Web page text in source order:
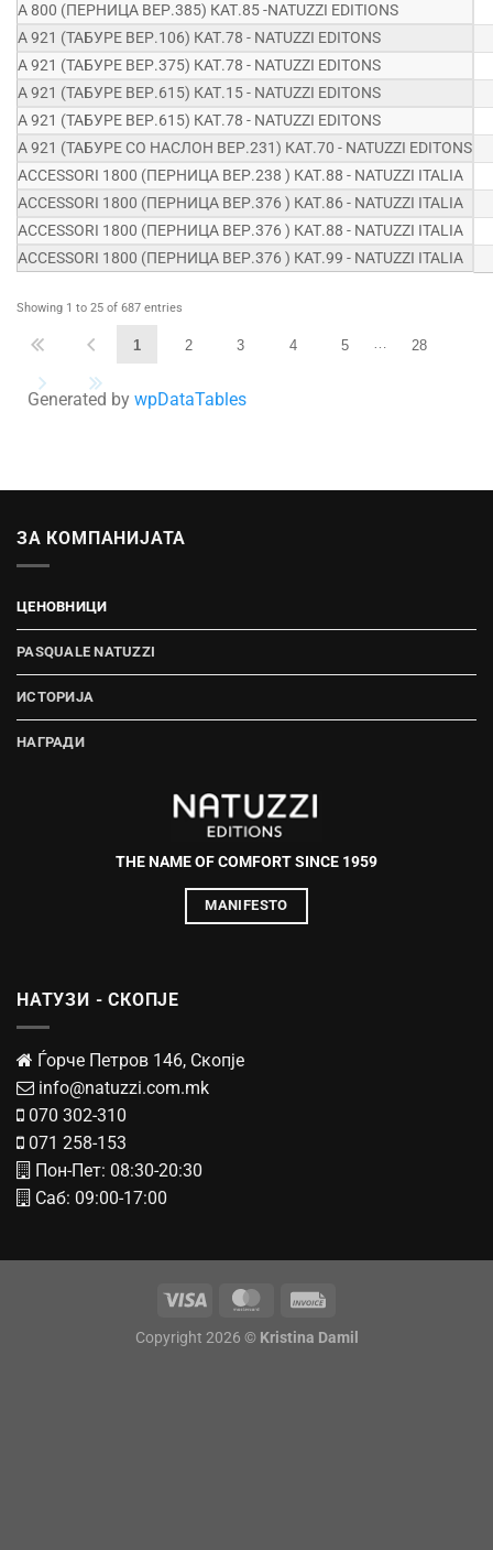
A 800 (ПЕРНИЦА ВЕР.385) КАТ.85 -NATUZZI EDITIONS
A 921 (ТАБУРЕ ВЕР.106) КАТ.78 - NATUZZI EDITONS
A 921 (ТАБУРЕ ВЕР.375) КАТ.78 - NATUZZI EDITONS
A 921 (ТАБУРЕ ВЕР.615) КАТ.15 - NATUZZI EDITONS
A 921 (ТАБУРЕ ВЕР.615) КАТ.78 - NATUZZI EDITONS
A 921 (ТАБУРЕ СО НАСЛОН ВЕР.231) КАТ.70 - NATUZZI EDITONS
ACCESSORI 1800 (ПЕРНИЦА ВЕР.238 ) КАТ.88 - NATUZZI ITALIA
ACCESSORI 1800 (ПЕРНИЦА ВЕР.376 ) КАТ.86 - NATUZZI ITALIA
ACCESSORI 1800 (ПЕРНИЦА ВЕР.376 ) КАТ.88 - NATUZZI ITALIA
ACCESSORI 1800 (ПЕРНИЦА ВЕР.376 ) КАТ.99 - NATUZZI ITALIA
Showing 1 to 25 of 687 entries
1 2 3 4 5 28
Generated by wpDataTables
ЗА КОМПАНИЈАТА
ЦЕНОВНИЦИ
PASQUALE NATUZZI
ИСТОРИЈА
НАГРАДИ
THE NAME OF COMFORT SINCE 1959
MANIFESTO
НАТУЗИ - СКОПЈЕ
Ѓорче Петров 146, Скопје
info@natuzzi.com.mk
070 302-310
071 258-153
Пон-Пет: 08:30-20:30
Саб: 09:00-17:00
Copyright 2026 © Kristina Damil